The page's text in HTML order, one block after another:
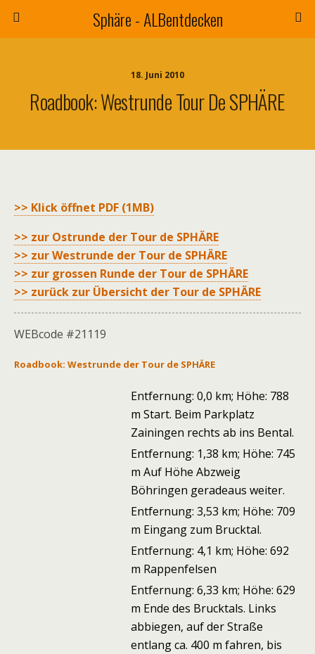
Sphäre - ALBentdecken
18. Juni 2010
Roadbook: Westrunde Tour De SPHÄRE
>> Klick öffnet PDF (1MB)
>> zur Ostrunde der Tour de SPHÄRE
>> zur Westrunde der Tour de SPHÄRE
>> zur grossen Runde der Tour de SPHÄRE
>> zurück zur Übersicht der Tour de SPHÄRE
WEBcode #21119
Roadbook: Westrunde der Tour de SPHÄRE
Entfernung: 0,0 km; Höhe: 788
m Start. Beim Parkplatz
Zainingen rechts ab ins Bental.
Entfernung: 1,38 km; Höhe: 745
m Auf Höhe Abzweig
Böhringen geradeaus weiter.
Entfernung: 3,53 km; Höhe: 709
m Eingang zum Brucktal.
Entfernung: 4,1 km; Höhe: 692
m Rappenfelsen
Entfernung: 6,33 km; Höhe: 629
m Ende des Brucktals. Links
abbiegen, auf der Straße
entlang ca. 400 m fahren, bis